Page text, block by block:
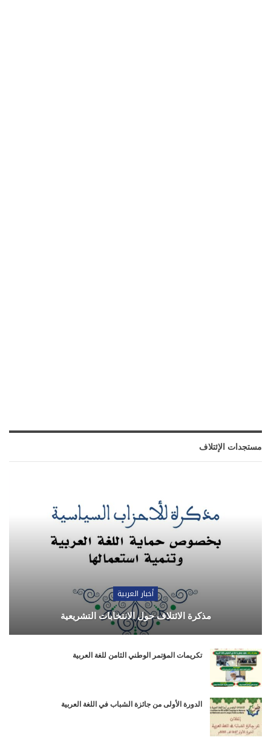
مستجدات الإئتلاف
أخبار العربية
مذكرة الائتلاف حول الانتخابات التشريعية
تكريمات المؤتمر الوطني الثامن للغة العربية
الدورة الأولى من جائزة الشباب في اللغة العربية